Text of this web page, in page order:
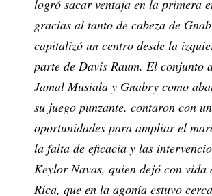
logró sacar ventaja en la primera
gracias al tanto de cabeza de
capitalizó un centro desde la
parte de Davis Raum. El conjunto
Jamal Musiala y Gnabry como
su juego punzante, contaron con
oportunidades para ampliar el
la falta de eficacia y las
Keylor Navas, quien dejó con vida
Rica, que en la agonía estuvo